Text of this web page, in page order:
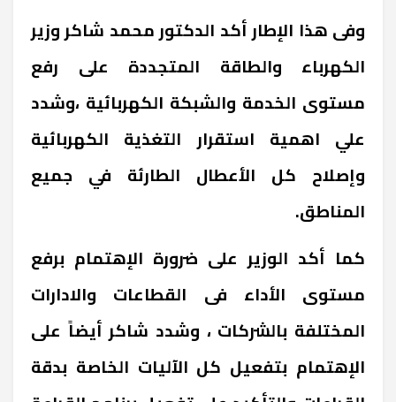
وفى هذا الإطار أكد الدكتور محمد شاكر وزير
الكهرباء والطاقة المتجددة على رفع
مستوى الخدمة والشبكة الكهربائية ،وشدد
علي اهمية استقرار التغذية الكهربائية
وإصلاح كل الأعطال الطارئة في جميع
المناطق.
كما أكد الوزير على ضرورة الإهتمام برفع
مستوى الأداء فى القطاعات والادارات
المختلفة بالشركات ، وشدد شاكر أيضاً على
الإهتمام بتفعيل كل الآليات الخاصة بدقة